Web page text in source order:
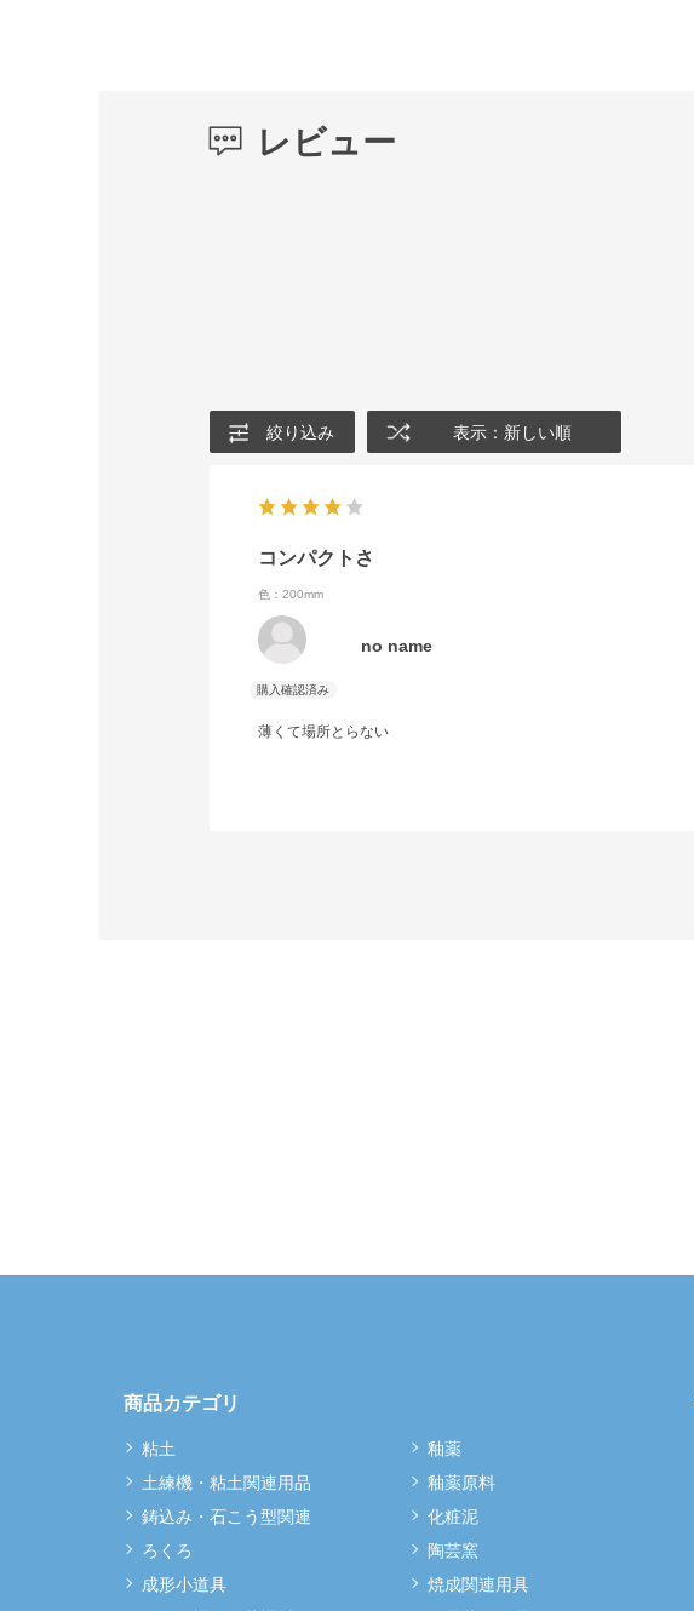
レビュー
絞り込み 表示：新しい順
コンパクトさ
色：200mm
no name
薄くて場所とらない
商品カテゴリ
粘土
土練機・粘土関連用品
鋳込み・石こう型関連
ろくろ
成形小道具
釉薬
釉薬原料
化粧泥
陶芸窯
焼成関連用具